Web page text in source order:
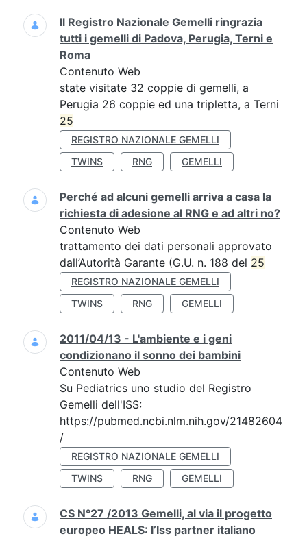
Il Registro Nazionale Gemelli ringrazia
tutti i gemelli di Padova, Perugia, Terni e
Roma
Contenuto Web
state visitate 32 coppie di gemelli, a
Perugia 26 coppie ed una tripletta, a Terni
25
REGISTRO NAZIONALE GEMELLI
TWINS
RNG GEMELLI
Perché ad alcuni gemelli arriva a casa la
richiesta di adesione al RNG e ad altri no?
Contenuto Web
trattamento dei dati personali approvato
dall’Autorità Garante (G.U. n. 188 del 25
REGISTRO NAZIONALE GEMELLI
TWINS
RNG GEMELLI
2011/04/13 - L'ambiente e i geni
condizionano il sonno dei bambini
Contenuto Web
Su Pediatrics uno studio del Registro
Gemelli dell'ISS:
https://pubmed.ncbi.nlm.nih.gov/21482604
/
REGISTRO NAZIONALE GEMELLI
TWINS
RNG GEMELLI
CS N°27 /2013 Gemelli, al via il progetto
europeo HEALS: l’Iss partner italiano